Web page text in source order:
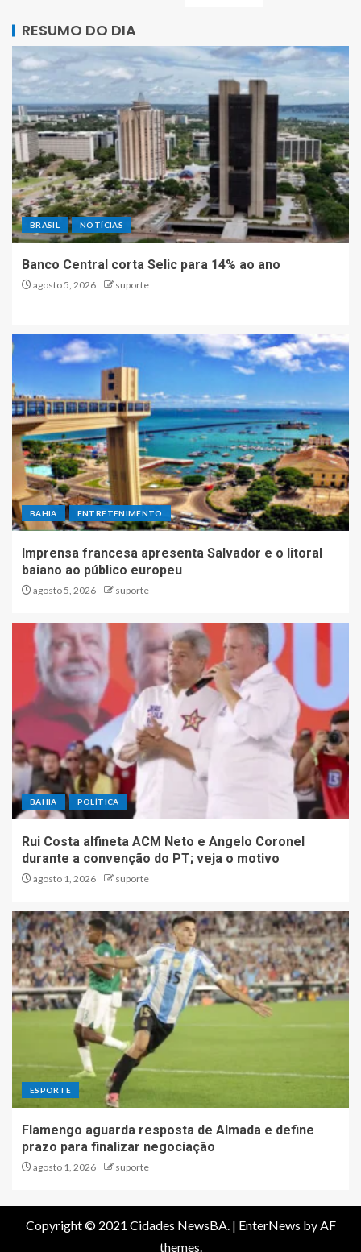
RESUMO DO DIA
BRASIL NOTÍCIAS
Banco Central corta Selic para 14% ao ano
agosto 5, 2026 suporte
BAHIA ENTRETENIMENTO
Imprensa francesa apresenta Salvador e o litoral
baiano ao público europeu
agosto 5, 2026 suporte
BAHIA POLÍTICA
Rui Costa alfineta ACM Neto e Angelo Coronel
durante a convenção do PT; veja o motivo
agosto 1, 2026 suporte
ESPORTE
Flamengo aguarda resposta de Almada e define
prazo para finalizar negociação
agosto 1, 2026 suporte
Copyright © 2021 Cidades NewsBA. | EnterNews by AF
themes.